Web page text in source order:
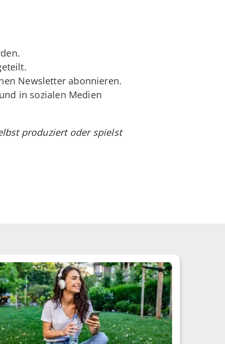
Newsletter abonnieren.
in sozialen Medien
produziert oder spielst